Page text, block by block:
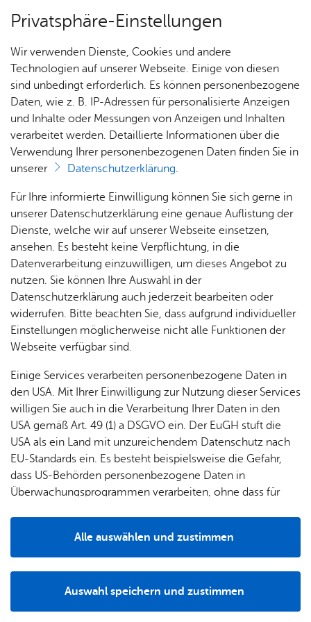
Ver­an­stal­tun­gen
Schwim­men ler­nen
Vor­le­sen
Schwimm­kur­se
Sie fin­den hier Schwimm­kur­se in Fried­richs­ha­fen.
Wäh­len Sie dazu die ent­spre­chen­de Ka­te­go­rie
aus.
Erweiterte Suche
Ver­an­stal­tungs­lis­te dru­cken Fil­ter lö­schen
Mon­tag, 03. Au­gust 2026, 14:00 Uhr– Frei­tag, 14. Au­gust 2026
Tan­nen­hag-Schu­le
Schwimm­kur­se für Kin­der im Alter von 4 bis 8
Jah­ren im Schwimm­Mo­bil „Wun­di­ne on Wheels
2“
Kin­der­schwimm­kur­se
Privatsphäre-Einstellungen
Wir verwenden Dienste, Cookies und andere
Technologien auf unserer Webseite. Einige von diesen
sind unbedingt erforderlich. Es können personenbezogene
Daten, wie z. B. IP-Adressen für personalisierte Anzeigen
und Inhalte oder Messungen von Anzeigen und Inhalten
verarbeitet werden. Detaillierte Informationen über die
Verwendung Ihrer personenbezogenen Daten finden Sie in
unserer
Datenschutzerklärung.
Für Ihre informierte Einwilligung können Sie sich gerne in
unserer Datenschutzerklärung eine genaue Auflistung der
Dienste, welche wir auf unserer Webseite einsetzen,
ansehen. Es besteht keine Verpflichtung, in die
Datenverarbeitung einzuwilligen, um dieses Angebot zu
nutzen. Sie können Ihre Auswahl in der
Datenschutzerklärung auch jederzeit bearbeiten oder
widerrufen. Bitte beachten Sie, dass aufgrund individueller
Einstellungen möglicherweise nicht alle Funktionen der
Webseite verfügbar sind.
Einige Services verarbeiten personenbezogene Daten in
den USA. Mit Ihrer Einwilligung zur Nutzung dieser Services
willigen Sie auch in die Verarbeitung Ihrer Daten in den
USA gemäß Art. 49 (1) a DSGVO ein. Der EuGH stuft die
USA als ein Land mit unzureichendem Datenschutz nach
EU-Standards ein. Es besteht beispielsweise die Gefahr,
dass US-Behörden personenbezogene Daten in
Überwachungsprogrammen verarbeiten, ohne dass für
Auswahl speichern und zustimmen
Alle auswählen und zustimmen